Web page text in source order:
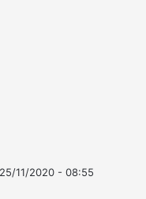
25/11/2020 - 08:55